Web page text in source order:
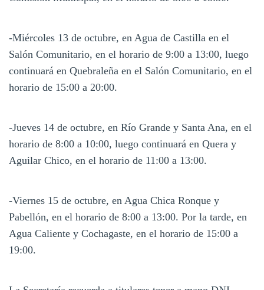
-Miércoles 13 de octubre, en Agua de Castilla en el
Salón Comunitario, en el horario de 9:00 a 13:00, luego
continuará en Quebraleña en el Salón Comunitario, en el
horario de 15:00 a 20:00.
-Jueves 14 de octubre, en Río Grande y Santa Ana, en el
horario de 8:00 a 10:00, luego continuará en Quera y
Aguilar Chico, en el horario de 11:00 a 13:00.
-Viernes 15 de octubre, en Agua Chica Ronque y
Pabellón, en el horario de 8:00 a 13:00. Por la tarde, en
Agua Caliente y Cochagaste, en el horario de 15:00 a
19:00.